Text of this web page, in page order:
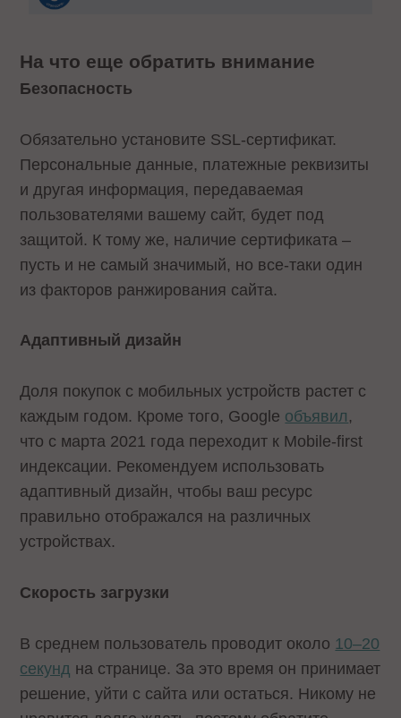
На что еще обратить внимание
Безопасность
Обязательно установите SSL-сертификат.
Персональные данные, платежные реквизиты
и другая информация, передаваемая
пользователями вашему сайт, будет под
защитой. К тому же, наличие сертификата –
пусть и не самый значимый, но все-таки один
из факторов ранжирования сайта.
Адаптивный дизайн
Доля покупок с мобильных устройств растет с
каждым годом. Кроме того, Google объявил ,
что с марта 2021 года переходит к Mobile-first
индексации. Рекомендуем использовать
адаптивный дизайн, чтобы ваш ресурс
правильно отображался на различных
устройствах.
Скорость загрузки
В среднем пользователь проводит около 10–20
секунд на странице. За это время он принимает
решение, уйти с сайта или остаться. Никому не